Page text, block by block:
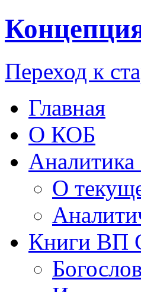
Переход к
Главная
О КОБ
О
Книги ВП